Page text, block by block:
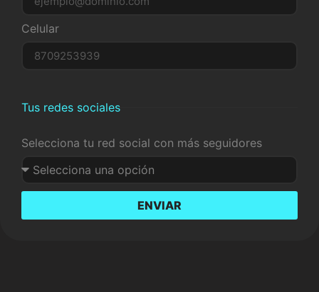
Celular
Tus redes sociales
Selecciona tu red social con más seguidores
ENVIAR